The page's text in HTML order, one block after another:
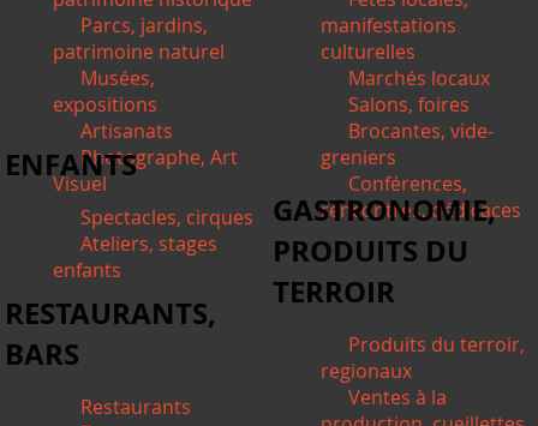
Parcs, jardins,
patrimoine naturel
Musées,
expositions
Artisanats
Photographe, Art
Visuel
manifestations
culturelles
Marchés locaux
Salons, foires
Brocantes, vide-
greniers
Conférences,
rencontres, dédicaces
ENFANTS
Spectacles, cirques
Ateliers, stages
enfants
GASTRONOMIE,
PRODUITS DU
TERROIR
Produits du terroir,
regionaux
Ventes à la
RESTAURANTS,
BARS
Restaurants